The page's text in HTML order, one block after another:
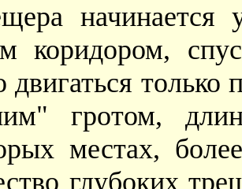
начинается
коридором,
только
гротом,
местах,
глубоких